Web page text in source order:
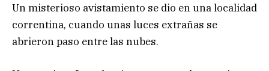
Un misterioso avistamiento se dio en una localidad
correntina, cuando unas luces extrañas se
abrieron paso entre las nubes.